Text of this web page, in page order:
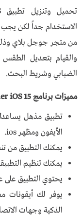
تحميل وتنزيل تطبيق
الاستخدام جداً لكن يجب
من متجر جوجل بلاي
والقيام بتعديل الطقس
الضبابي وشريط البحث.
مميزات برنامج Launcher iOS 15
تطبيق مذهل
الأيفون ومظهر ios.
يمكنك التطبيق من
يمكنك تنظيم
يحتوي التطبيق
يوفر لك أيقونات
الذكية وجهات